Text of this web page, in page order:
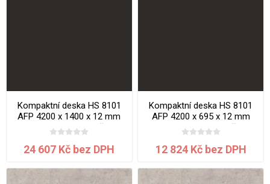
Kompaktní deska HS 8101
AFP 4200 x 1400 x 12 mm
Black Diamond jádro černé
24 607 Kč bez DPH
Kompaktní deska HS 8101
AFP 4200 x 695 x 12 mm
Black Diamond jádro černé
12 824 Kč bez DPH